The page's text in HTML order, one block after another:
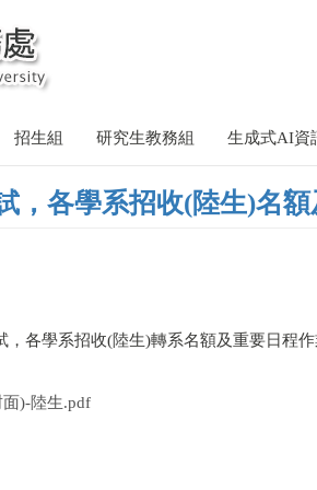
招生組 研究生教務組 生成式AI資
，各學系招收(陸生)名
各學系招收(陸生)轉系名額及重要日程
)-陸生.pdf